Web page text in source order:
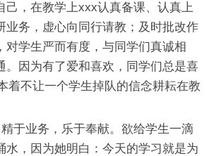
己，在教学上xxx认真备课、认真上
业务，虚心向同行请教；及时批改作
对学生严而有度，与同学们真诚相
。因为有了爱和喜欢，同学们总是喜
着不让一个学生掉队的信念耕耘在教
业务，乐于奉献。欲给学生一滴
水，因为她明白：今天的学习就是为